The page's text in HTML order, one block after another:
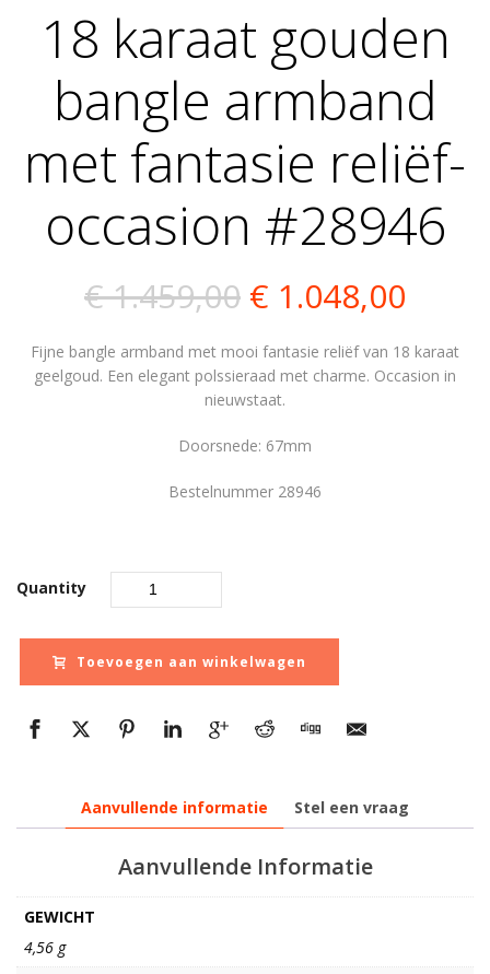
18 karaat gouden
bangle armband
met fantasie reliëf-
occasion #28946
€1.459,00
prijs
was:
€ 1.459,00.
€ 1.048,00
prijs
is:
Fijne bangle armband met mooi fantasie reliëf van 18 karaat
geelgoud. Een elegant polssieraad met charme. Occasion in
nieuwstaat.
Doorsnede: 67mm
Bestelnummer 28946
Quantity
Toevoegen aan winkelwagen
Aanvullende informatie Stel een vraag
Aanvullende Informatie
GEWICHT
4,56 g